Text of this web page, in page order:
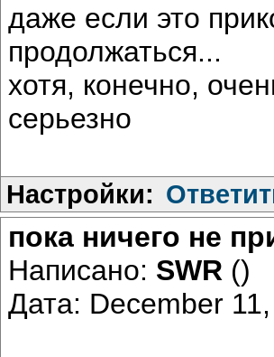
даже если это
продолжаться...
хотя, конечно,
серьезно
Настройки:
пока ничего не
Написано: SWR ()
Дата: December